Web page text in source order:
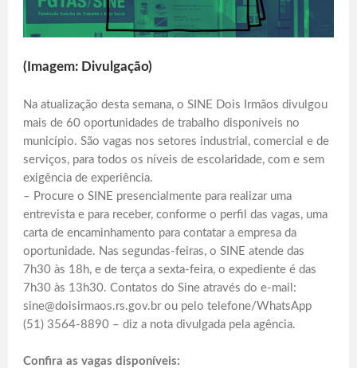
(Imagem: Divulgação)
Na atualização desta semana, o SINE Dois Irmãos divulgou
mais de 60 oportunidades de trabalho disponíveis no
município. São vagas nos setores industrial, comercial e de
serviços, para todos os níveis de escolaridade, com e sem
exigência de experiência.
– Procure o SINE presencialmente para realizar uma
entrevista e para receber, conforme o perfil das vagas, uma
carta de encaminhamento para contatar a empresa da
oportunidade. Nas segundas-feiras, o SINE atende das
7h30 às 18h, e de terça a sexta-feira, o expediente é das
7h30 às 13h30. Contatos do Sine através do e-mail:
sine@doisirmaos.rs.gov.br ou pelo telefone/WhatsApp
(51) 3564-8890 – diz a nota divulgada pela agência.
Confira as vagas disponíveis: